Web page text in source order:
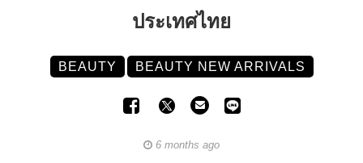
ประเทศไทย
BEAUTY BEAUTY NEW ARRIVALS
6 months ago